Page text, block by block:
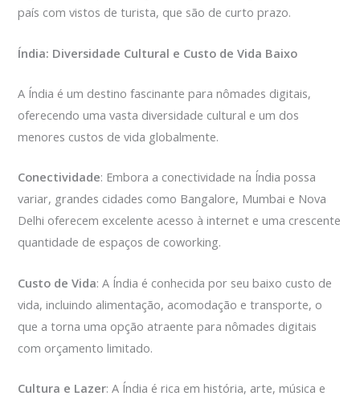
país com vistos de turista, que são de curto prazo.
Índia: Diversidade Cultural e Custo de Vida Baixo
A Índia é um destino fascinante para nômades digitais,
oferecendo uma vasta diversidade cultural e um dos
menores custos de vida globalmente.
Conectividade: Embora a conectividade na Índia possa
variar, grandes cidades como Bangalore, Mumbai e Nova
Delhi oferecem excelente acesso à internet e uma crescente
quantidade de espaços de coworking.
Custo de Vida: A Índia é conhecida por seu baixo custo de
vida, incluindo alimentação, acomodação e transporte, o
que a torna uma opção atraente para nômades digitais
com orçamento limitado.
Cultura e Lazer: A Índia é rica em história, arte, música e